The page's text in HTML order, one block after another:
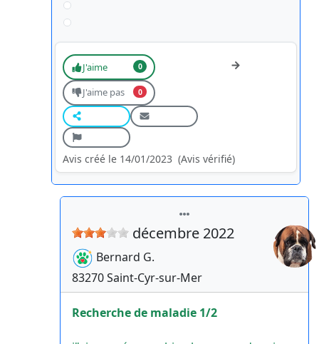
J'aime 0
J'aime pas 0
Avis créé le 14/01/2023 (Avis vérifié)
décembre 2022
Bernard G.
83270Saint-Cyr-sur-Mer
Recherche de maladie 1/2